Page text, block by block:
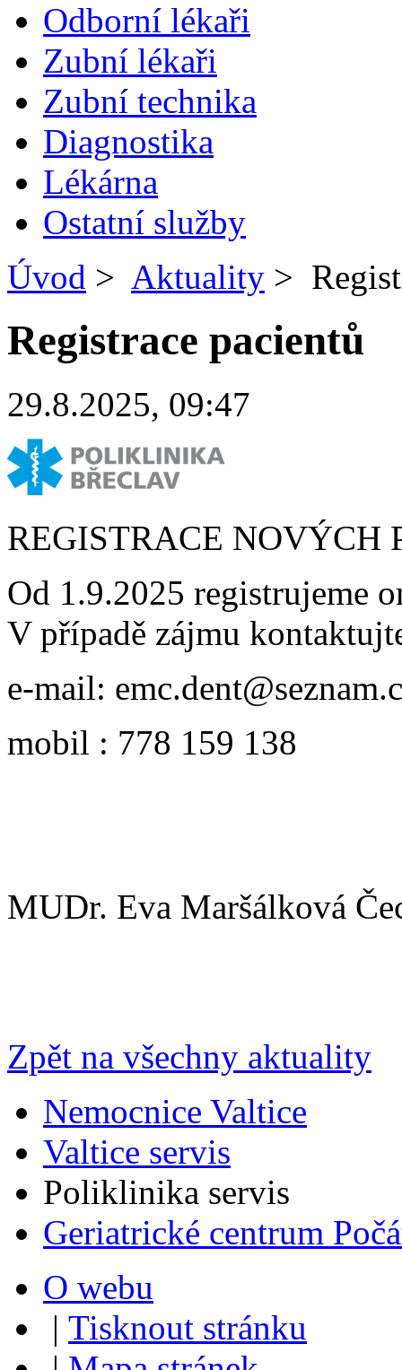
Odborní lékaři
Zubní lékaři
Zubní technika
Diagnostika
Lékárna
Ostatní služby
Úvod > Aktuality >
Registrace pacientů
29.8.2025, 09:47
REGISTRACE NOVÝCH
Od 1.9.2025 registrujeme
V případě zájmu
e-mail:
mobil : 778 159 138
MUDr. Eva Maršálková
Zpět na všechny aktuality
Nemocnice Valtice
Valtice servis
Poliklinika servis
Geriatrické centrum
O webu
| Tisknout stránku